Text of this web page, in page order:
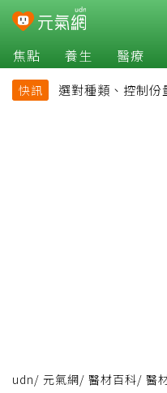
焦點 養生 醫療
快訊
選對種類、控制
udn/ 元氣網/ 醫材百科/ 醫